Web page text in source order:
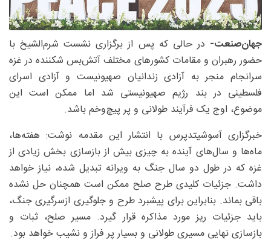
جهان‌صنعت- در حالی که پس از برگزاری نشست شرم‌الشیخ با
حضور رهبران و مقامات کشورهای مختلف آتش‌بس شکننده در غزه
سرانجام منجر به آزادی زندانیان صهیونیست و آزادی اسرای
فلسطینی در بند رژیم صهیونیستی شد اما ممکن است این
موضوع، اوج یک فرآیند طولانی و پر پیچ‌وخم باشد.
خبرگزاری آسوشیتدپرس با انتشار این مقدمه نوشت: هفته‌ها،
ماه‌ها و سال‌های آینده به چیزی بیش از بازسازی بخش زیادی از
غزه که در طول دو سال جنگ به ویرانه تبدیل شده، نیاز خواهد
داشت. جزئیات کلیدی طرح صلح ممکن است همچنان حل نشده
باقی بماند. بنابراین برای پیشبرد طرح و جلوگیری ازسرگیری جنگ،
باید جزئیات ریز مورد مذاکره قرار گیرد. مسیر صلح، ثبات و
بازسازی نهایی مسیری طولانی و بسیار پر فراز و نشیب خواهد بود.